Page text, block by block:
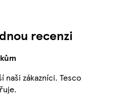
recenzi
naši zákazníci. Tesco